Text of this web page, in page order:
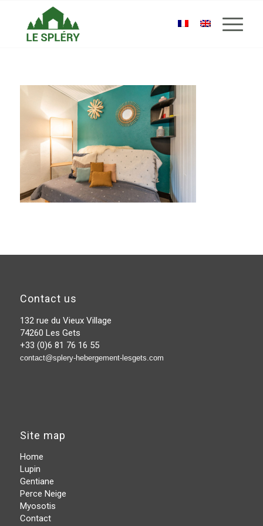
Contact us
132 rue du Vieux Village
74260 Les Gets
+33 (0)6 81 76 16 55
contact@splery-hebergement-lesgets.com
Site map
Home
Lupin
Gentiane
Perce Neige
Myosotis
Contact